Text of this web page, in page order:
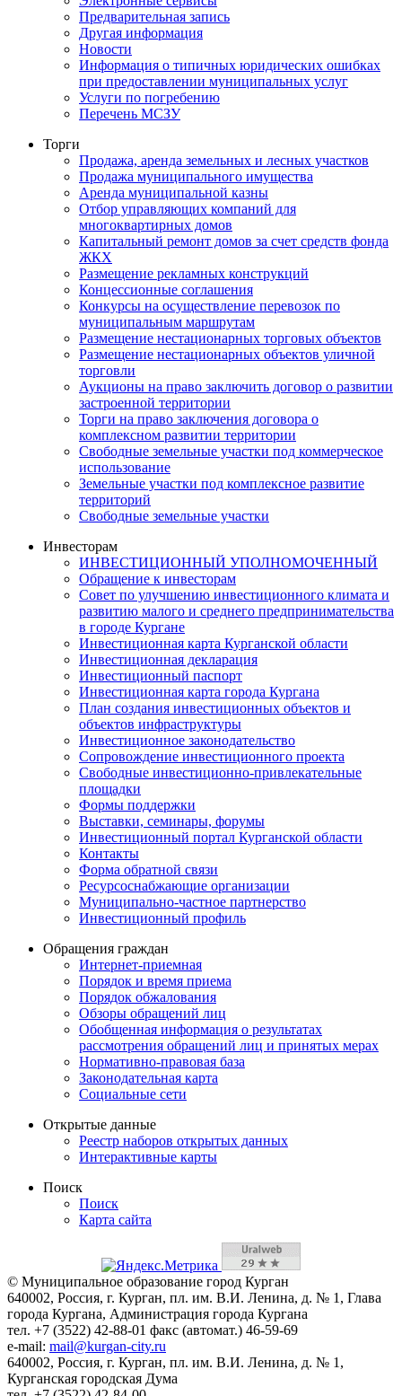
Предварительная запись
Другая информация
Новости
Информация о типичных юридических ошибках
при предоставлении муниципальных услуг
Услуги по погребению
Перечень МСЗУ
Торги
Продажа, аренда земельных и лесных участков
Продажа муниципального имущества
Аренда муниципальной казны
Отбор управляющих компаний для
многоквартирных домов
Капитальный ремонт домов за счет средств фонда
ЖКХ
Размещение рекламных конструкций
Концессионные соглашения
Конкурсы на осуществление перевозок по
муниципальным маршрутам
Размещение нестационарных торговых объектов
Размещение нестационарных объектов уличной
торговли
Аукционы на право заключить договор о развитии
застроенной территории
Торги на право заключения договора о
комплексном развитии территории
Свободные земельные участки под коммерческое
использование
Земельные участки под комплексное развитие
территорий
Свободные земельные участки
Инвесторам
ИНВЕСТИЦИОННЫЙ УПОЛНОМОЧЕННЫЙ
Обращение к инвесторам
Совет по улучшению инвестиционного климата и
развитию малого и среднего предпринимательства
в городе Кургане
Инвестиционная карта Курганской области
Инвестиционная декларация
Инвестиционный паспорт
Инвестиционная карта города Кургана
План создания инвестиционных объектов и
объектов инфраструктуры
Инвестиционное законодательство
Сопровождение инвестиционного проекта
Свободные инвестиционно-привлекательные
площадки
Формы поддержки
Выставки, семинары, форумы
Инвестиционный портал Курганской области
Контакты
Форма обратной связи
Ресурсоснабжающие организации
Муниципально-частное партнерство
Инвестиционный профиль
Обращения граждан
Интернет-приемная
Порядок и время приема
Порядок обжалования
Обзоры обращений лиц
Обобщенная информация о результатах
рассмотрения обращений лиц и принятых мерах
Нормативно-правовая база
Законодательная карта
Социальные сети
Открытые данные
Реестр наборов открытых данных
Интерактивные карты
Поиск
Поиск
Карта сайта
© Муниципальное образование город Курган
640002, Россия, г. Курган, пл. им. В.И. Ленина, д. № 1, Глава
города Кургана, Администрация города Кургана
тел. +7 (3522) 42-88-01 факс (автомат.) 46-59-69
e-mail: mail@kurgan-city.ru
640002, Россия, г. Курган, пл. им. В.И. Ленина, д. № 1,
Курганская городская Дума